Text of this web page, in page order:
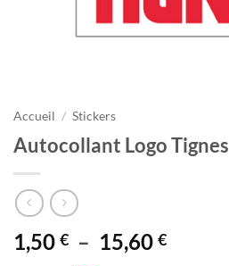
Accueil / Stickers
Autocollant Logo Tignes
1,50 € – 15,60 €Plage